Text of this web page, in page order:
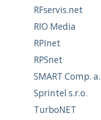
RFservis.net
RIO Media
RPInet
RPSnet
SMART Comp.
Sprintel s.r.o.
TurboNET